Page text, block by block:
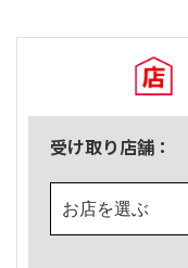
受け取り店舗：
お店を選ぶ